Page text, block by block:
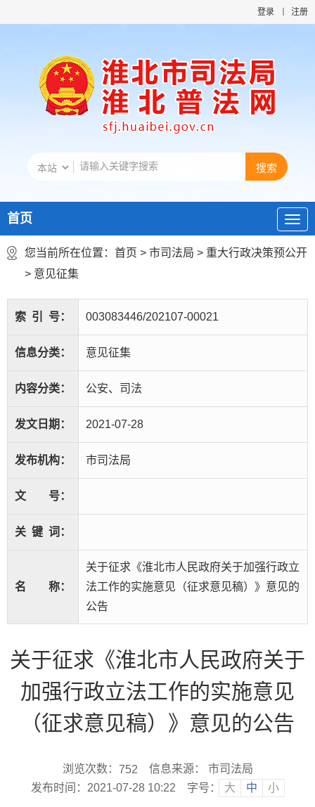
登录 注册
首页
您当前所在位置： 首页 > 市司法局 > 重大行政决策预公开
> 意见征集
索 引 号： 003083446/202107-00021
信息分类： 意见征集
内容分类： 公安、司法
发文日期： 2021-07-28
发布机构： 市司法局
文 号：
关 键 词：
名 称：
关于征求《淮北市人民政府关于加强行政立
法工作的实施意见（征求意见稿）》意见的
公告
关于征求《淮北市人民政府关于
加强行政立法工作的实施意见
（征求意见稿）》意见的公告
浏览次数： 752
信息来源： 市司法局
发布时间：2021-07-28 10:22
字号： 大 中 小